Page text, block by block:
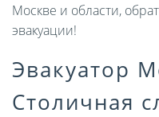
Москве и области,
эвакуации!
Эвакуатор
Столичная